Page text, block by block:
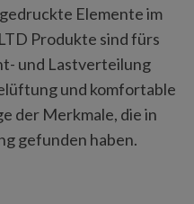
Elemente im
Produkte sind fürs
und Lastverteilung
und komfortable
der Merkmale, die in
gefunden haben.